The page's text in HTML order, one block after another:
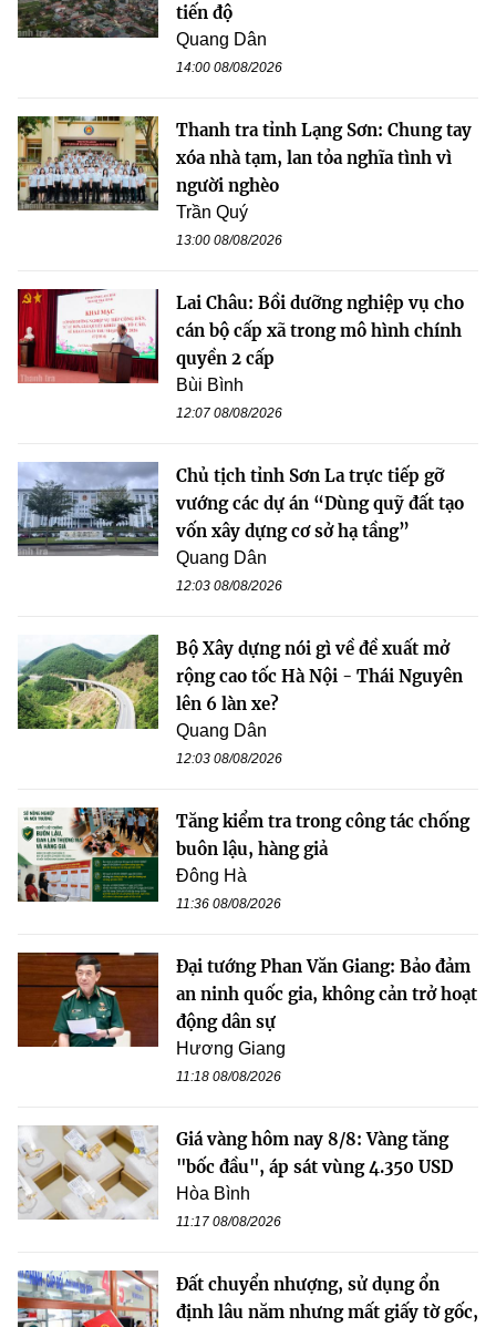
tiến độ
Quang Dân
14:00 08/08/2026
Thanh tra tỉnh Lạng Sơn: Chung tay
xóa nhà tạm, lan tỏa nghĩa tình vì
người nghèo
Trần Quý
13:00 08/08/2026
Lai Châu: Bồi dưỡng nghiệp vụ cho
cán bộ cấp xã trong mô hình chính
quyền 2 cấp
Bùi Bình
12:07 08/08/2026
Chủ tịch tỉnh Sơn La trực tiếp gỡ
vướng các dự án “Dùng quỹ đất tạo
vốn xây dựng cơ sở hạ tầng”
Quang Dân
12:03 08/08/2026
Bộ Xây dựng nói gì về đề xuất mở
rộng cao tốc Hà Nội - Thái Nguyên
lên 6 làn xe?
Quang Dân
12:03 08/08/2026
Tăng kiểm tra trong công tác chống
buôn lậu, hàng giả
Đông Hà
11:36 08/08/2026
Đại tướng Phan Văn Giang: Bảo đảm
an ninh quốc gia, không cản trở hoạt
động dân sự
Hương Giang
11:18 08/08/2026
Giá vàng hôm nay 8/8: Vàng tăng
"bốc đầu", áp sát vùng 4.350 USD
Hòa Bình
11:17 08/08/2026
Đất chuyển nhượng, sử dụng ổn
định lâu năm nhưng mất giấy tờ gốc,